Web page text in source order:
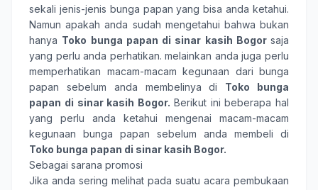
sekali jenis-jenis bunga papan yang bisa anda ketahui.
Namun apakah anda sudah mengetahui bahwa bukan
hanya Toko bunga papan di sinar kasih Bogor saja
yang perlu anda perhatikan. melainkan anda juga perlu
memperhatikan macam-macam kegunaan dari bunga
papan sebelum anda membelinya di Toko bunga
papan di sinar kasih Bogor. Berikut ini beberapa hal
yang perlu anda ketahui mengenai macam-macam
kegunaan bunga papan sebelum anda membeli di
Toko bunga papan di sinar kasih Bogor.
Sebagai sarana promosi
Jika anda sering melihat pada suatu acara pembukaan